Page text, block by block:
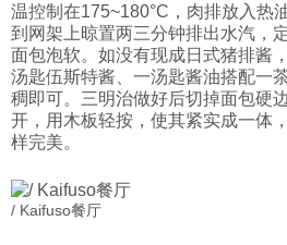
温控制在175~180°C，肉排放入热
到网架上晾置两三分钟排出水汽，
面包泡软。如没有现成日式猪排酱
汤匙伍斯特酱、一汤匙酱油搭配一
稠即可。三明治做好后切掉面包硬
开，用木板轻按，使其紧实成一体
样完美。
/ Kaifuso餐厅